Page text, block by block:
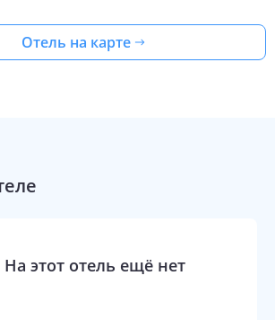
для гостей организуется трансфер
до пансионата или до нее.
Отель на карте
На этот отель ещё нет